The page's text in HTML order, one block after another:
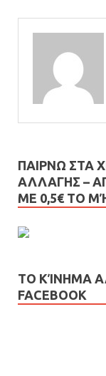
ΠΑΙΡΝΩ ΣΤΑ
ΑΛΛΑΓΗΣ –
ΜΕ 0,5€ ΤΟ
ΤΟ ΚΊΝΗΜΑ
FACEBOOK